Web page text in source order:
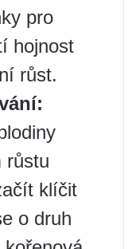
pro
hojnost
růst.
růstu
klíčit
o druh